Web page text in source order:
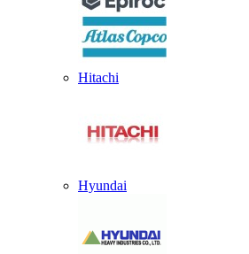
Hitachi
Hyundai